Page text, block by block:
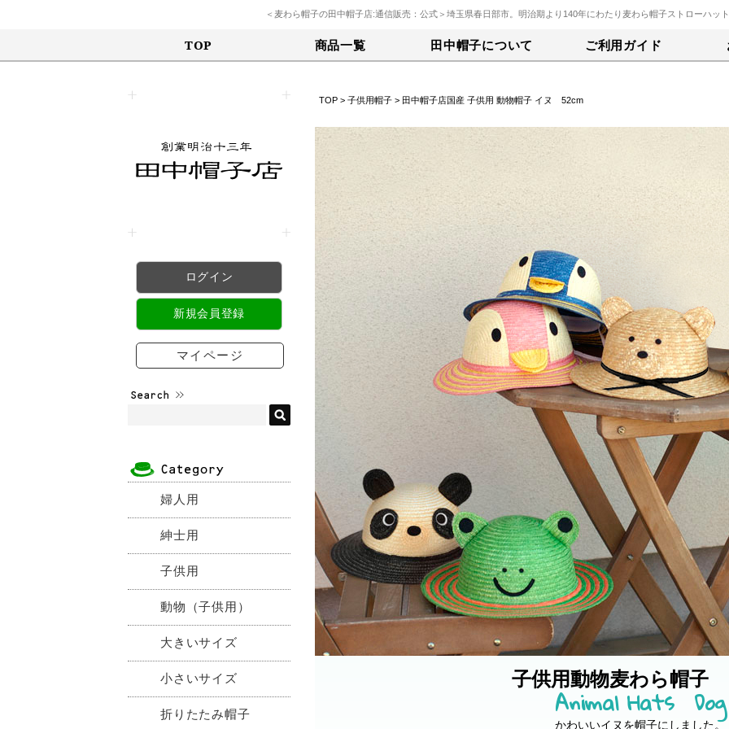
＜麦わら帽子の田中帽子店:通信販売：公式＞埼玉県春日部市。明治期より140年にわたり麦わら帽子ストローハッ
TOP 商品一覧 田中帽子について ご利用ガイド
ログイン
新規会員登録
マイページ
婦人用
紳士用
子供用
動物（子供用）
大きいサイズ
小さいサイズ
折りたたみ帽子
TOP > 子供用帽子 > 田中帽子店国産 子供用 動物帽子 イヌ 52cm
子供用動物麦わら帽子
Animal Hats Dog
かわいいイヌを帽子にしました。